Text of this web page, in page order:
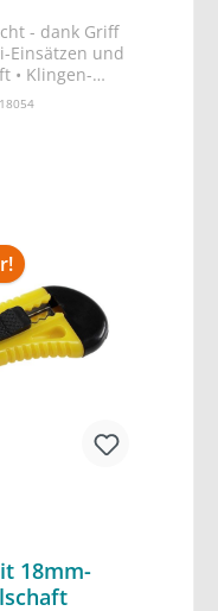
- dank Griff
Einsätzen und
• Klingen-
mit
18mm-